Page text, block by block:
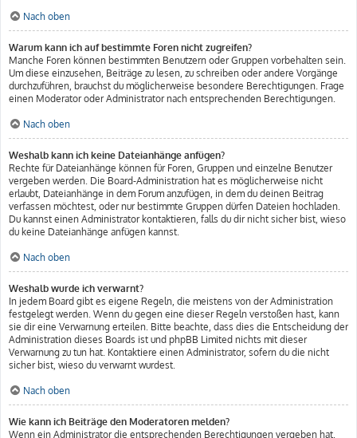
Nach oben
Warum kann ich auf bestimmte Foren nicht zugreifen?
Manche Foren können bestimmten Benutzern oder Gruppen vorbehalten sein.
Um diese einzusehen, Beiträge zu lesen, zu schreiben oder andere Vorgänge
durchzuführen, brauchst du möglicherweise besondere Berechtigungen. Frage
einen Moderator oder Administrator nach entsprechenden Berechtigungen.
Nach oben
Weshalb kann ich keine Dateianhänge anfügen?
Rechte für Dateianhänge können für Foren, Gruppen und einzelne Benutzer
vergeben werden. Die Board-Administration hat es möglicherweise nicht
erlaubt, Dateianhänge in dem Forum anzufügen, in dem du deinen Beitrag
verfassen möchtest, oder nur bestimmte Gruppen dürfen Dateien hochladen.
Du kannst einen Administrator kontaktieren, falls du dir nicht sicher bist, wieso
du keine Dateianhänge anfügen kannst.
Nach oben
Weshalb wurde ich verwarnt?
In jedem Board gibt es eigene Regeln, die meistens von der Administration
festgelegt werden. Wenn du gegen eine dieser Regeln verstoßen hast, kann
sie dir eine Verwarnung erteilen. Bitte beachte, dass dies die Entscheidung der
Administration dieses Boards ist und phpBB Limited nichts mit dieser
Verwarnung zu tun hat. Kontaktiere einen Administrator, sofern du die nicht
sicher bist, wieso du verwarnt wurdest.
Nach oben
Wie kann ich Beiträge den Moderatoren melden?
Wenn ein Administrator die entsprechenden Berechtigungen vergeben hat,